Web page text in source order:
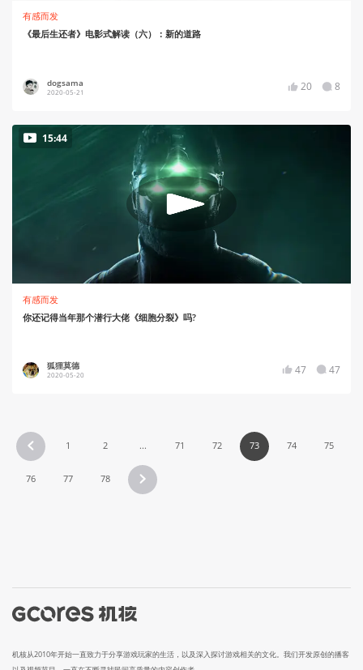
有感而发
《最后生还者》电影式解读（六）：新的道路
dogsama
2020-05-21 20 8
15:44
有感而发
你还记得当年那个潜行大佬《细胞分裂》吗?
狐狸莫德
2020-05-20 47 47
1 2 ... 71 72 73 74 75
76 77 78
机核从2010年开始一直致力于分享游戏玩家的生活，以及深入探讨游戏相关的文化。我们开发原创的播客